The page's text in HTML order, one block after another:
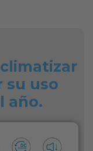
su uso
año.